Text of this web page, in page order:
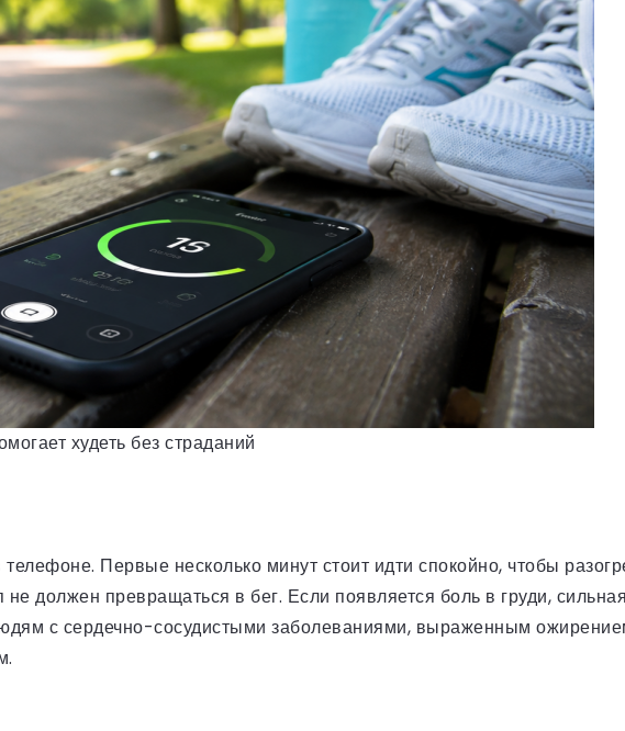
худеть без страданий
Первые несколько минут стоит идти спокойно, чтобы
должен превращаться в бег. Если появляется боль в груди,
с сердечно-сосудистыми заболеваниями, выраженным